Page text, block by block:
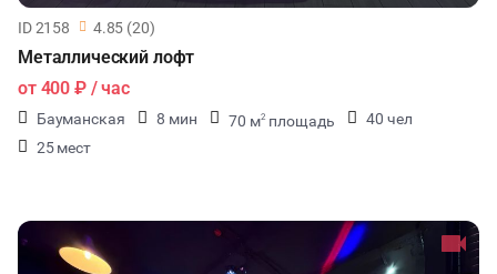
ID 2158 4.85 (20)
Металлический лофт
от 400 ₽/ час
Бауманская 8 мин 70 м2 площадь
40 чел
25 мест